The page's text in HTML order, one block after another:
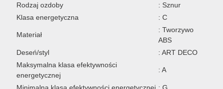
Rodzaj ozdoby
: Sznur
Klasa energetyczna
: C
Materiał
: Tworzywo
ABS
Deseń/styl
: ART DECO
Maksymalna klasa efektywności
energetycznej
: A